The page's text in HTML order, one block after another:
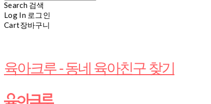
Search 검색
Log In 로그인
Cart장바구니
육아크루 - 동네 육아친구 찾기